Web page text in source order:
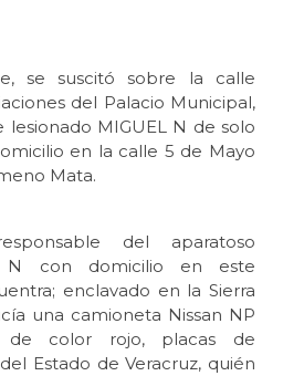
se suscitó sobre la calle
del Palacio Municipal,
MIGUEL N de solo
en la calle 5 de Mayo
Mata.
del aparatoso
N con domicilio en este
enclavado en la Sierra
una camioneta Nissan NP
de color rojo, placas de
Estado de Veracruz, quién